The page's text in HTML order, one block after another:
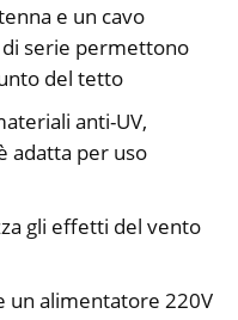
e un cavo
serie permettono
del tetto
anti-UV,
adatta per uso
gli effetti del vento
un alimentatore 220V